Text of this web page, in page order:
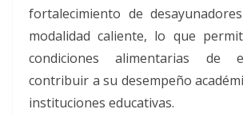
fortalecimiento de
modalidad caliente, lo que
condiciones alimentarias de
contribuir a su desempeño
instituciones educativas.